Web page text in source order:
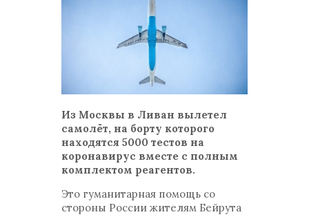
Из Москвы в Ливан вылетел
самолёт, на борту которого
находятся 5000 тестов на
коронавирус вместе с полным
комплектом реагентов.
Это гуманитарная помощь со
стороны России жителям Бейрута